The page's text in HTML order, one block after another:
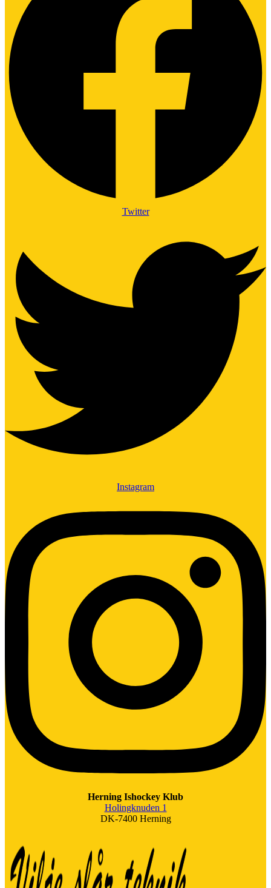
Twitter
Instagram
Herning Ishockey Klub
Holingknuden 1
DK-7400 Herning